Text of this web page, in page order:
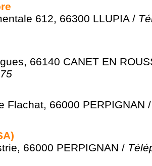
612, 66300 LLUPIA /
66140 CANET EN
Flachat, 66000 PERPIGNAN
66000 PERPIGNAN /